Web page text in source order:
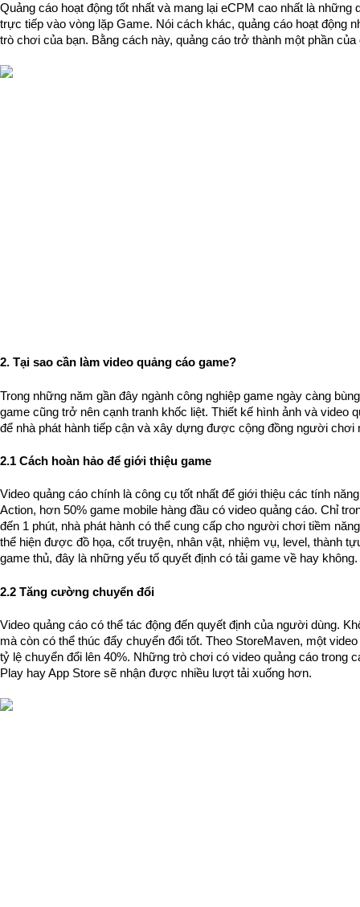
Quảng cáo hoạt động tốt nhất và mang lại eCPM cao nhất là
trực tiếp vào vòng lặp Game. Nói cách khác, quảng cáo hoạt động
trò chơi của bạn. Bằng cách này, quảng cáo trở thành một phần của
2. Tại sao cần làm video quảng cáo game?
Trong những năm gần đây ngành công nghiệp game ngày càng
game cũng trở nên cạnh tranh khốc liệt. Thiết kế hình ảnh và video
để nhà phát hành tiếp cận và xây dựng được cộng đồng người chơi
2.1 Cách hoàn hảo để giới thiệu game
Video quảng cáo chính là công cụ tốt nhất để giới thiệu các tính
Action, hơn 50% game mobile hàng đầu có video quảng cáo. Chỉ
đến 1 phút, nhà phát hành có thể cung cấp cho người chơi tiềm
thể hiện được đồ họa, cốt truyện, nhân vật, nhiệm vụ, level, thành
game thủ, đây là những yếu tố quyết định có tải game về hay không.
2.2 Tăng cường chuyển đổi
Video quảng cáo có thể tác động đến quyết định của người dùng.
mà còn có thể thúc đẩy chuyển đổi tốt. Theo StoreMaven, một
tỷ lệ chuyển đổi lên 40%. Những trò chơi có video quảng cáo trong
Play hay App Store sẽ nhận được nhiều lượt tải xuống hơn.